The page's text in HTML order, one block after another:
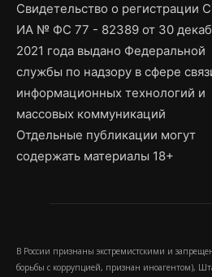
Свидетельство о регистрации
ИА № ФС 77 - 82389 от 30
2021 года выдано Федеральной
службы по надзору в сфере
информационных технологий и
массовых коммуникаций
Отдельные публикации могут
содержать материалы 18+
В России признаны экстремистскими и
борьбы с коррупцией, признан иноагентом),